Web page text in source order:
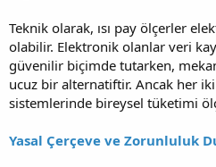
Teknik olarak, ısı pay ölçerler
olabilir. Elektronik olanlar veri
güvenilir biçimde tutarken,
ucuz bir alternatiftir. Ancak her
sistemlerinde bireysel tüketimi
Yasal Çerçeve ve Zorunluluk